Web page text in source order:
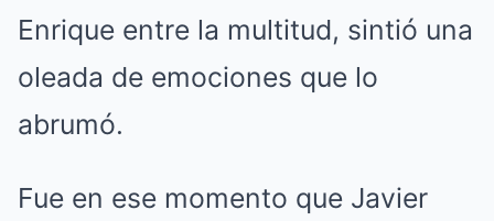
Enrique entre la multitud, sintió una
oleada de emociones que lo
abrumó.
Fue en ese momento que Javier